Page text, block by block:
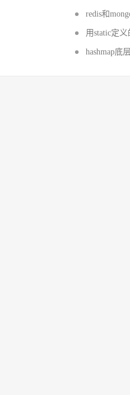
redis和
用static定
hashmap底